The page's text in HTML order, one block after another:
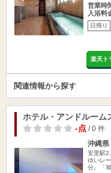
営業時
入浴料
日帰り
楽天ト
関連情報から探す
ホテル・アンドルーム
-点/ 0 件
沖縄県
安里駅
ゆいレ
分。「